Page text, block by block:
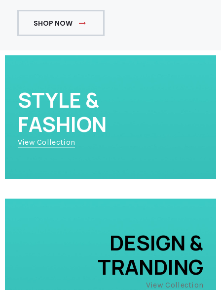
SHOP NOW
STYLE &
FASHION
View Collection
DESIGN &
TRANDING
View Collection